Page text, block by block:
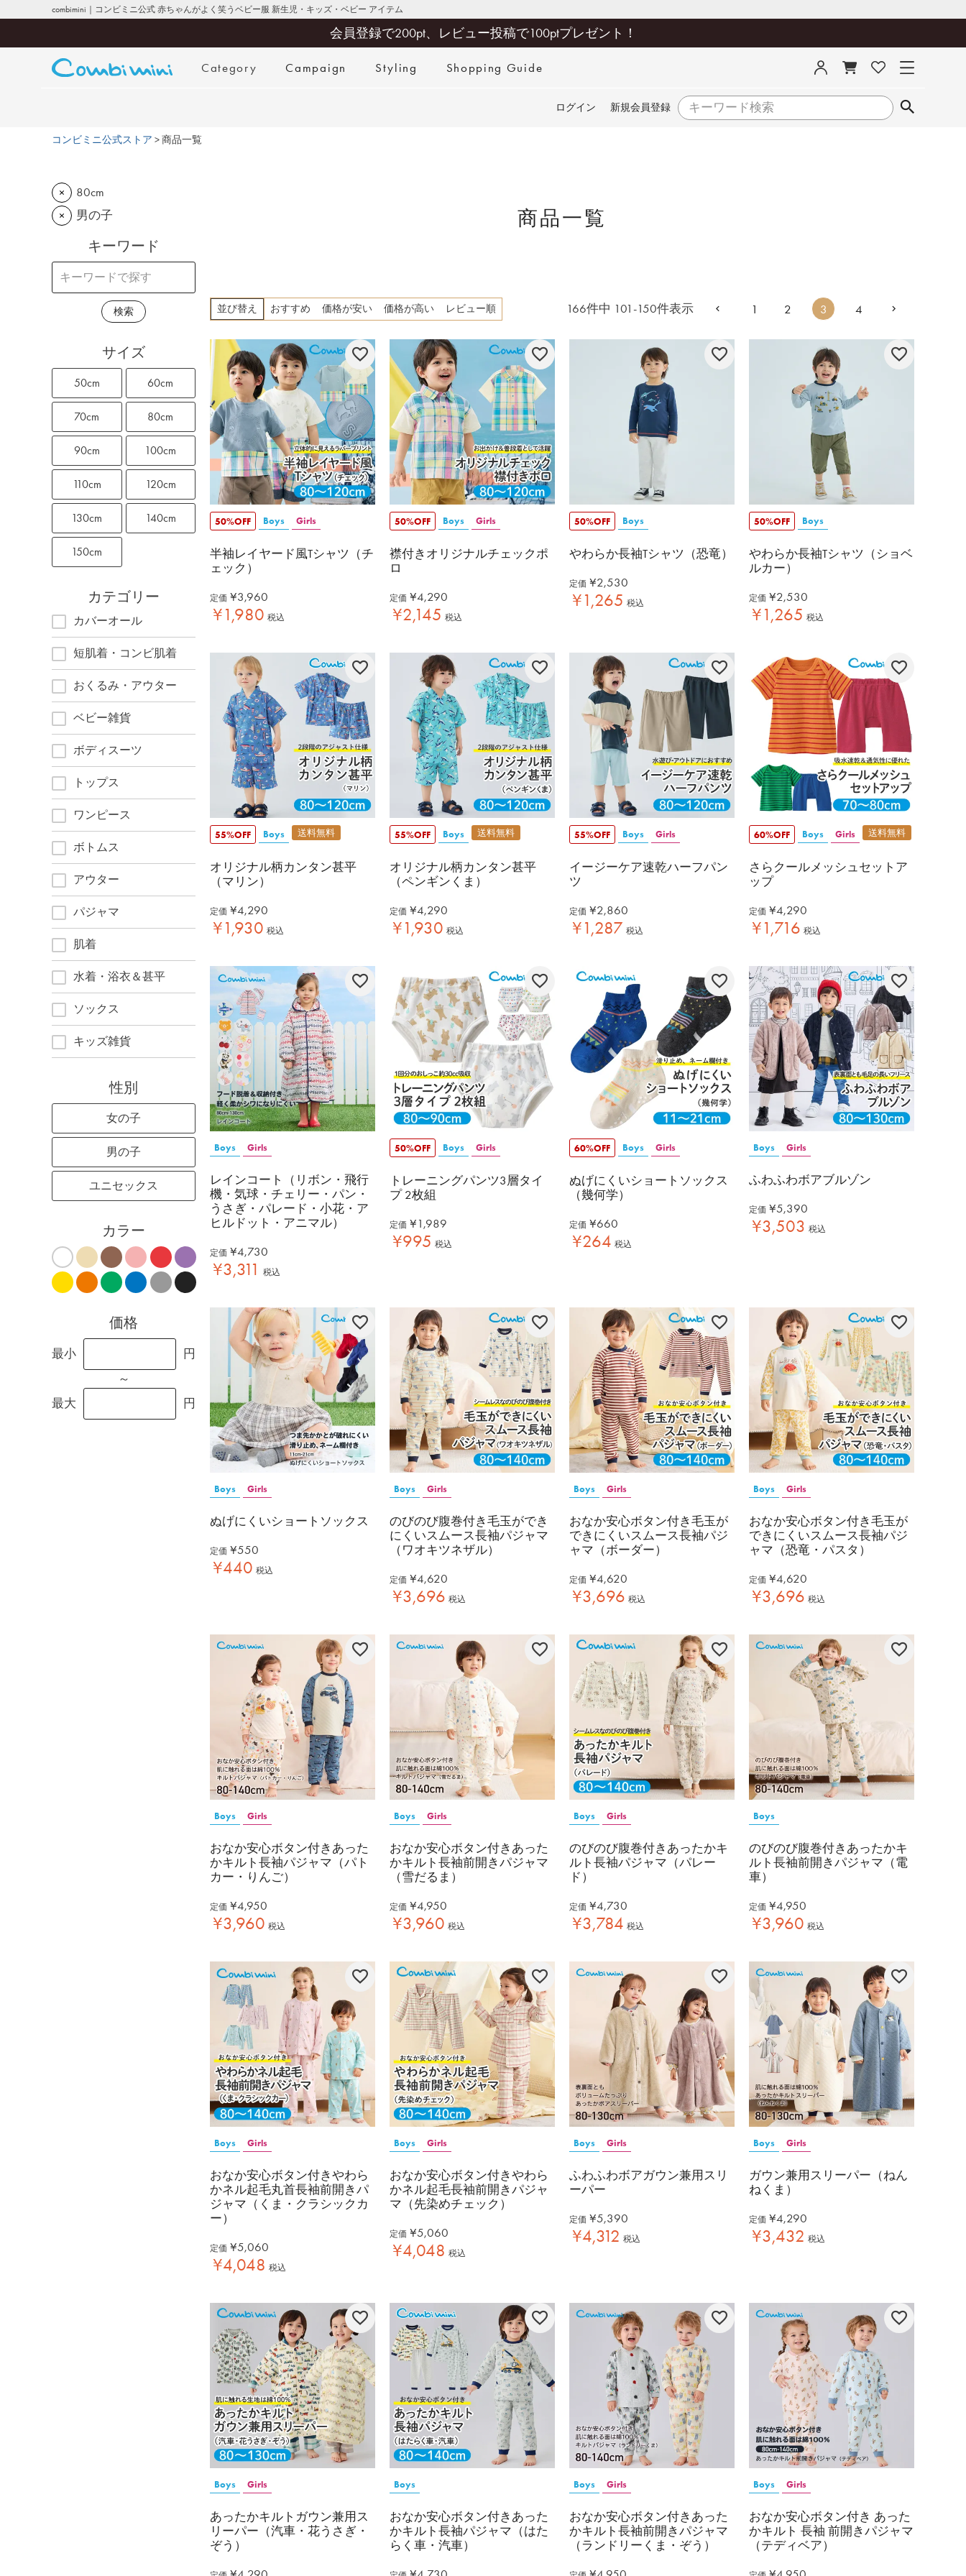
combimini｜コンビミニ公式 赤ちゃんがよく笑うベビー服 新生児・キッズ・ベビー アイテム
会員登録で200pt、レビュー投稿で100ptプレゼント！
Category Campaign Styling Shopping Guide
ログイン 新規会員登録
検索
コンビミニ公式ストア 商品一覧
× 80cm
× 男の子
キーワード
検索
サイズ
50cm 60cm
70cm 80cm
90cm 100cm
110cm 120cm
130cm 140cm
150cm
カテゴリー
カバーオール
短肌着・コンビ肌着
おくるみ・アウター
ベビー雑貨
ボディスーツ
トップス
ワンピース
ボトムス
アウター
パジャマ
肌着
水着・浴衣＆甚平
ソックス
キッズ雑貨
性別
女の子
男の子
ユニセックス
カラー
価格
最小
円
～
最大
円
商品一覧
並び替え おすすめ 価格が安い 価格が高い レビュー順 166件中 101-150件表示 1 2 3 4
50%OFF Boys Girls
半袖レイヤード風Tシャツ（チ
ェック）
定価 ¥3,960
¥1,980 税込
50%OFF Boys Girls
襟付きオリジナルチェックポ
ロ
定価 ¥4,290
¥2,145 税込
50%OFF Boys
やわらか長袖Tシャツ（恐竜）
定価 ¥2,530
¥1,265 税込
50%OFF Boys
やわらか長袖Tシャツ（ショベ
ルカー）
定価 ¥2,530
¥1,265 税込
55%OFF Boys 送料無料
オリジナル柄カンタン甚平
（マリン）
定価 ¥4,290
¥1,930 税込
55%OFF Boys 送料無料
オリジナル柄カンタン甚平
（ペンギンくま）
定価 ¥4,290
¥1,930 税込
55%OFF Boys Girls
イージーケア速乾ハーフパン
ツ
定価 ¥2,860
¥1,287 税込
60%OFF Boys Girls 送料無料
さらクールメッシュセットア
ップ
定価 ¥4,290
¥1,716 税込
Boys Girls
レインコート（リボン・飛行
機・気球・チェリー・パン・
うさぎ・パレード・小花・ア
ヒルドット・アニマル）
定価 ¥4,730
¥3,311 税込
50%OFF Boys Girls
トレーニングパンツ3層タイ
プ 2枚組
定価 ¥ 1,989
¥995 税込
60%OFF Boys Girls
ぬげにくいショートソックス
（幾何学）
定価 ¥660
¥264 税込
Boys Girls
ふわふわボアブルゾン
定価 ¥5,390
¥3,503 税込
Boys Girls
ぬげにくいショートソックス
定価 ¥550
¥440 税込
Boys Girls
のびのび腹巻付き毛玉ができ
にくいスムース長袖パジャマ
（ワオキツネザル）
定価 ¥4,620
¥3,696 税込
Boys Girls
おなか安心ボタン付き毛玉が
できにくいスムース長袖パジ
ャマ（ボーダー）
定価 ¥4,620
¥3,696 税込
Boys Girls
おなか安心ボタン付き毛玉が
できにくいスムース長袖パジ
ャマ（恐竜・パスタ）
定価 ¥4,620
¥3,696 税込
Boys Girls
おなか安心ボタン付きあった
かキルト長袖パジャマ（パト
カー・りんご）
定価 ¥4,950
¥3,960 税込
Boys Girls
おなか安心ボタン付きあった
かキルト長袖前開きパジャマ
（雪だるま）
定価 ¥4,950
¥3,960 税込
Boys Girls
のびのび腹巻付きあったかキ
ルト長袖パジャマ（パレー
ド）
定価 ¥4,730
¥3,784 税込
Boys
のびのび腹巻付きあったかキ
ルト長袖前開きパジャマ（電
車）
定価 ¥4,950
¥3,960 税込
Boys Girls
おなか安心ボタン付きやわら
かネル起毛丸首長袖前開きパ
ジャマ（くま・クラシックカ
ー）
定価 ¥5,060
¥4,048 税込
Boys Girls
おなか安心ボタン付きやわら
かネル起毛長袖前開きパジャ
マ（先染めチェック）
定価 ¥5,060
¥4,048 税込
Boys Girls
ふわふわボアガウン兼用スリ
ーパー
定価 ¥5,390
¥4,312 税込
Boys Girls
ガウン兼用スリーパー（ねん
ねくま）
定価 ¥4,290
¥3,432 税込
Boys Girls
あったかキルトガウン兼用ス
リーパー（汽車・花うさぎ・
ぞう）
Boys
おなか安心ボタン付きあった
かキルト長袖パジャマ（はた
らく車・汽車）
Boys Girls
おなか安心ボタン付きあった
かキルト長袖前開きパジャマ
（ランドリーくま・ぞう）
Boys Girls
おなか安心ボタン付き あった
かキルト 長袖 前開きパジャマ
（テディベア）